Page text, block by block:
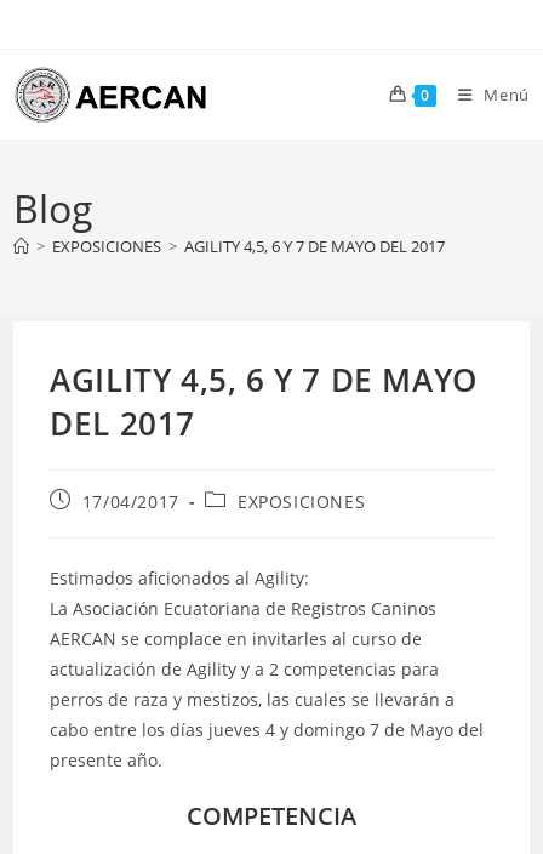
contenido
0 Menú
Blog
> EXPOSICIONES > AGILITY 4,5, 6 Y 7 DE MAYO DEL 2017
AGILITY 4,5, 6 Y 7 DE MAYO
DEL 2017
Publicación
entrada:
17/04/2017
Categoría
entrada:
EXPOSICIONES
Estimados aficionados al Agility:
La Asociación Ecuatoriana de Registros Caninos
AERCAN se complace en invitarles al curso de
actualización de Agility y a 2 competencias para
perros de raza y mestizos, las cuales se llevarán a
cabo entre los días jueves 4 y domingo 7 de Mayo del
presente año.
COMPETENCIA